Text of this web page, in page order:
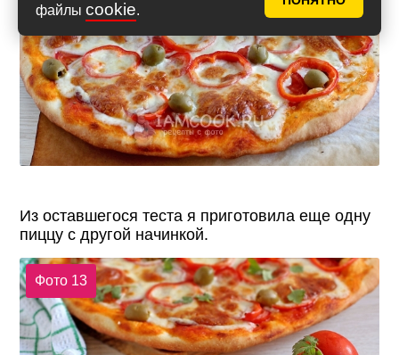
файлы cookie.
Из оставшегося теста я приготовила еще одну
пиццу с другой начинкой.
Фото 13